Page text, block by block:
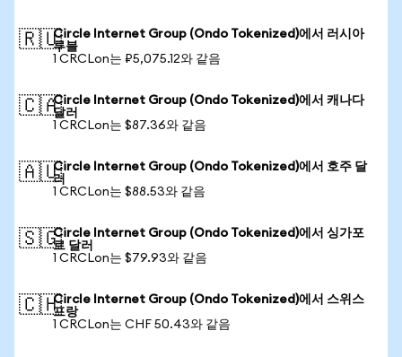
🇷🇺Circle Internet Group (Ondo Tokenized)에서 러시아
루블
1 CRCLon는 ₽5,075.12와 같음
🇨🇦Circle Internet Group (Ondo Tokenized)에서 캐나다
달러
1 CRCLon는 $87.36와 같음
🇦🇺Circle Internet Group (Ondo Tokenized)에서 호주 달
러
1 CRCLon는 $88.53와 같음
🇸🇬Circle Internet Group (Ondo Tokenized)에서 싱가포
르 달러
1 CRCLon는 $79.93와 같음
🇨🇭Circle Internet Group (Ondo Tokenized)에서 스위스
프랑
1 CRCLon는 CHF 50.43와 같음